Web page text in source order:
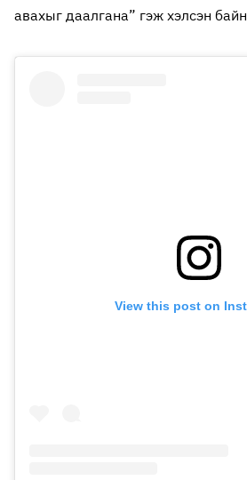
авахыг даалгана” гэж хэлсэн
View this post on